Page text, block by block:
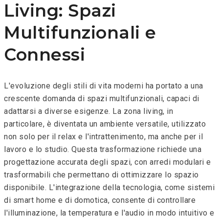
Living: Spazi
Multifunzionali e
Connessi
L'evoluzione degli stili di vita moderni ha portato a una
crescente domanda di spazi multifunzionali, capaci di
adattarsi a diverse esigenze. La zona living, in
particolare, è diventata un ambiente versatile, utilizzato
non solo per il relax e l'intrattenimento, ma anche per il
lavoro e lo studio. Questa trasformazione richiede una
progettazione accurata degli spazi, con arredi modulari e
trasformabili che permettano di ottimizzare lo spazio
disponibile. L'integrazione della tecnologia, come sistemi
di smart home e di domotica, consente di controllare
l'illuminazione, la temperatura e l'audio in modo intuitivo e